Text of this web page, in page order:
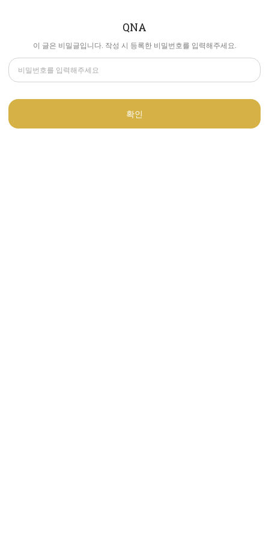
QNA
이 글은 비밀글입니다. 작성 시 등록한 비밀번호를 입력해주세요.
확인